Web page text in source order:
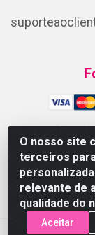
O nosso site
terceiros
relevante de
qualidade do
Aceitar
ARMAZEM
CEP